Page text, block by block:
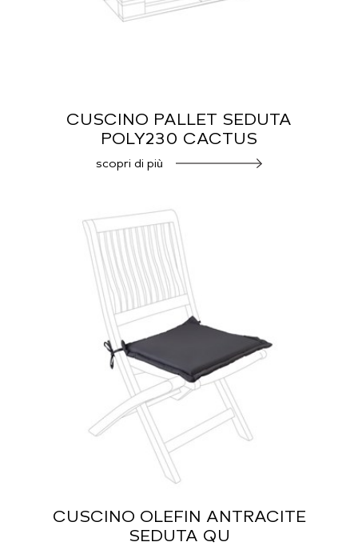
CUSCINO PALLET SEDUTA
POLY230 CACTUS
scopri di più
CUSCINO OLEFIN ANTRACITE
SEDUTA QU